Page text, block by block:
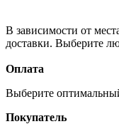
В зависимости от
доставки. Выберите
Оплата
Выберите
Покупатель